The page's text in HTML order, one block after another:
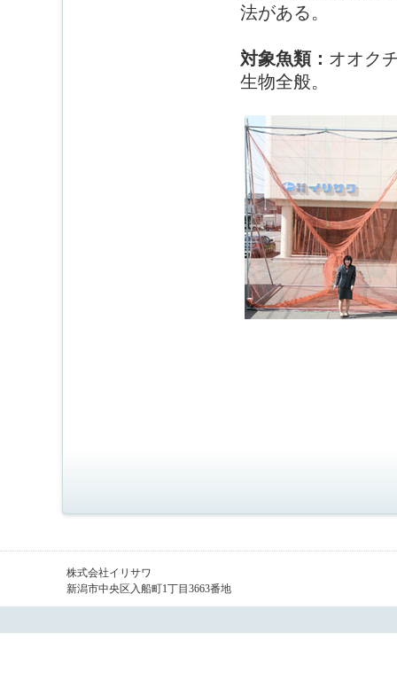
法がある。
対象魚類： オオク
生物全般。
株式会社イリサワ
新潟市中央区入船町1丁目3663番地